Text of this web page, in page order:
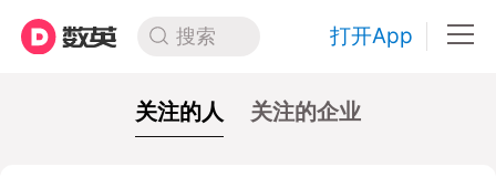
搜索 打开App
关注的人 关注的企业